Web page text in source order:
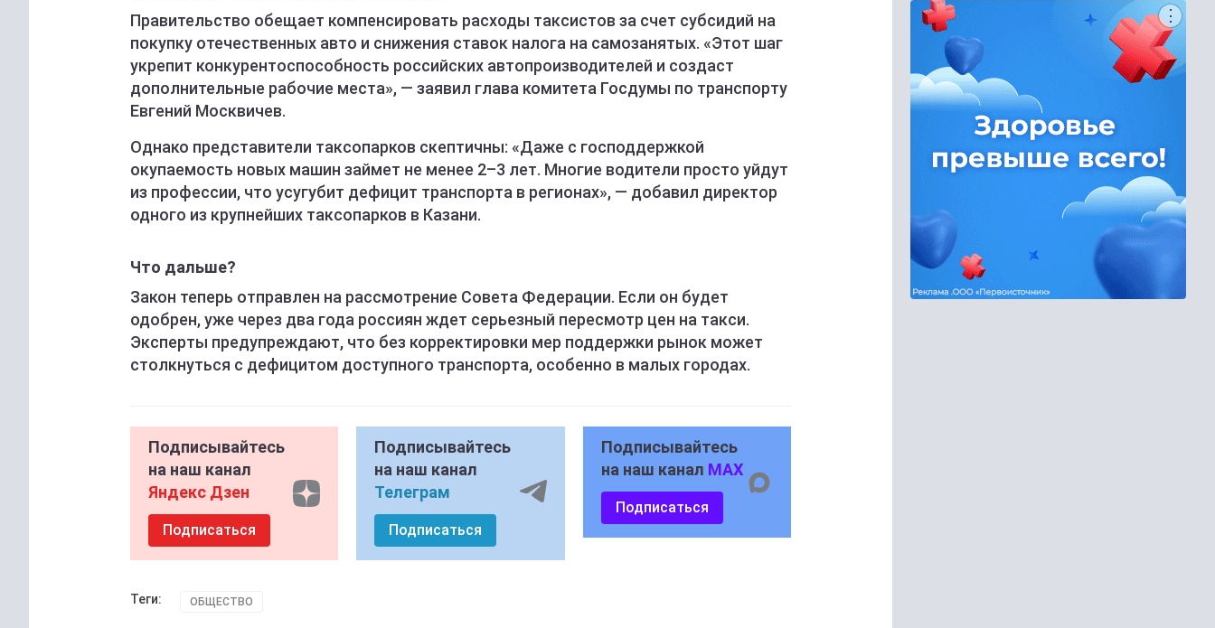
Правительство обещает компенсировать расходы таксистов за счет субсидий на
покупку отечественных авто и снижения ставок налога на самозанятых. «Этот шаг
укрепит конкурентоспособность российских автопроизводителей и создаст
дополнительные рабочие места», — заявил глава комитета Госдумы по транспорту
Евгений Москвичев.
Однако представители таксопарков скептичны: «Даже с господдержкой
окупаемость новых машин займет не менее 2–3 лет. Многие водители просто уйдут
из профессии, что усугубит дефицит транспорта в регионах», — добавил директор
одного из крупнейших таксопарков в Казани.
Что дальше?
Закон теперь отправлен на рассмотрение Совета Федерации. Если он будет
одобрен, уже через два года россиян ждет серьезный пересмотр цен на такси.
Эксперты предупреждают, что без корректировки мер поддержки рынок может
столкнуться с дефицитом доступного транспорта, особенно в малых городах.
Подписывайтесь
на наш канал
Яндекс Дзен
Подписаться
Подписывайтесь
на наш канал
Телеграм
Подписаться
Подписывайтесь
на наш канал MAX
Подписаться
Теги: ОБЩЕСТВО